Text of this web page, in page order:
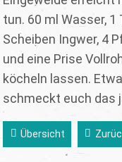
tun. 60 ml Wasser,
Scheiben Ingwer, 4
und eine Prise
köcheln lassen.
schmeckt euch das
Übersicht